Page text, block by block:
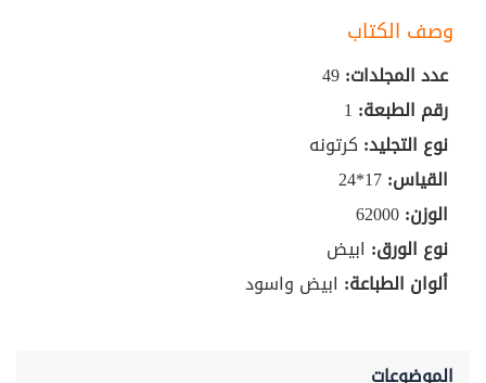
وصف الكتاب
عدد المجلدات:49
رقم الطبعة: 1
نوع التجليد: كرتونه
القياس:17*24
الوزن:62000
نوع الورق: ابيض
ألوان الطباعة: ابيض واسود
الموضوعات